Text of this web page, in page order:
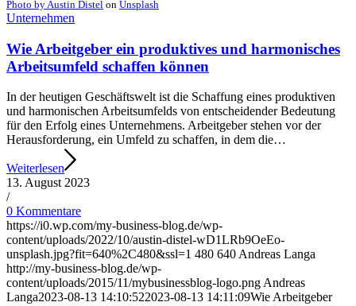
Photo by Austin Distel on Unsplash
Unternehmen
Wie Arbeitgeber ein produktives und harmonisches
Arbeitsumfeld schaffen können
In der heutigen Geschäftswelt ist die Schaffung eines produktiven
und harmonischen Arbeitsumfelds von entscheidender Bedeutung
für den Erfolg eines Unternehmens. Arbeitgeber stehen vor der
Herausforderung, ein Umfeld zu schaffen, in dem die…
Weiterlesen
13. August 2023
/
0 Kommentare
https://i0.wp.com/my-business-blog.de/wp-
content/uploads/2022/10/austin-distel-wD1LRb9OeEo-
unsplash.jpg?fit=640%2C480&ssl=1 480 640 Andreas Langa
http://my-business-blog.de/wp-
content/uploads/2015/11/mybusinessblog-logo.png Andreas
Langa2023-08-13 14:10:522023-08-13 14:11:09Wie Arbeitgeber